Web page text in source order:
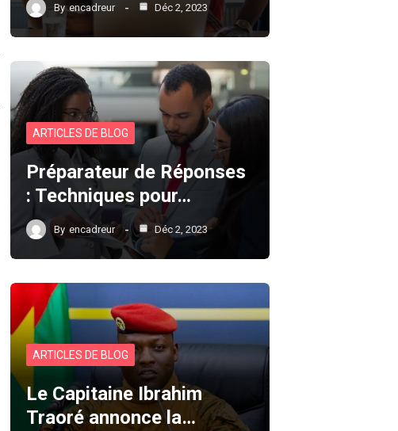
By encadreur Déc 2, 2023
ARTICLES DE BLOG
Préparateur de Réponses
: Techniques pour…
By encadreur Déc 2, 2023
ARTICLES DE BLOG
Le Capitaine Ibrahim
Traoré annonce la…